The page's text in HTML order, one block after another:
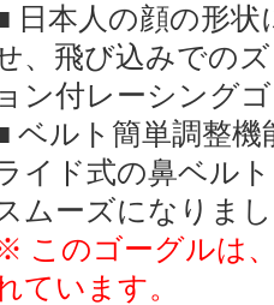
日本人の顔の形
、飛び込みでの
ョン付レーシング
ベルト簡単調整
イド式の鼻ベル
ムーズになりま
このゴーグルは
ています。